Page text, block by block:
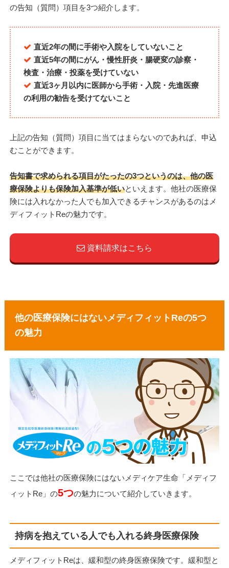
の告知（質問）項目を3つ紹介します。
直近2年の間に手術や入院をしていないこと
直近5年の間にがん・慢性肝炎・腸硬変の診察・
検査・治療・投薬を受けていない
直近3ヶ月以内に医師から手術・入院・先進医療
の利用の勧告を受けてないこと
上記の告知（質問）項目に当てはまらないのであれば、申込
むことができます。
告知書で求められる項目がたったの3つというのは、他の医
療保険よりも保険加入基準が低いといえます。他社の医療保
険には入れなかった人でも加入できるチャンスがあるのはメ
ディフィットReの魅力です。
資料請求はこちら
他の医療保険にはないメディフィットReの5つ
の魅力
ここでは他社の医療保険にはないメディケア生命「メディフ
ィットRe」の5つの魅力について紹介していきます。
持病を抱えている人でも入れる終身医療保険
メディフィットReは、緩和型の終身医療保険です。緩和型と